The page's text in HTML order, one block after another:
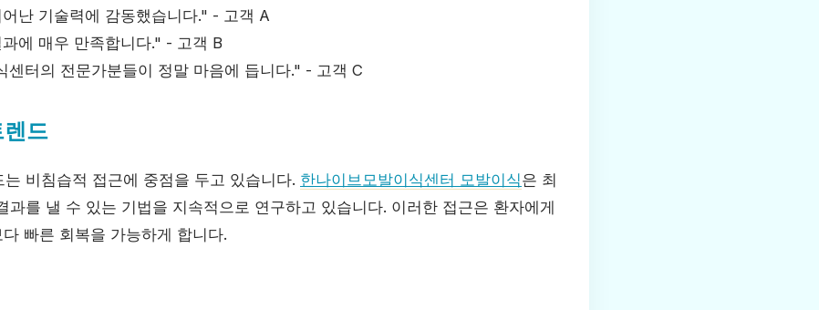
난 기술력에 감동했습니다." - 고객 A
에 매우 만족합니다." - 고객 B
센터의 전문가분들이 정말 마음에 듭니다." - 고객 C
드
비침습적 접근에 중점을 두고 있습니다. 한나이브모발이식센터 모발이식은 최
과를 낼 수 있는 기법을 지속적으로 연구하고 있습니다. 이러한 접근은 환자에게
빠른 회복을 가능하게 합니다.